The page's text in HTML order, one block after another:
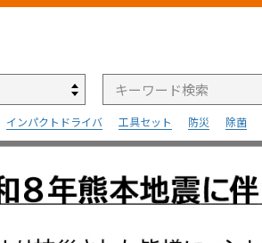
インパクトドライバ 工具セット 防災 除菌